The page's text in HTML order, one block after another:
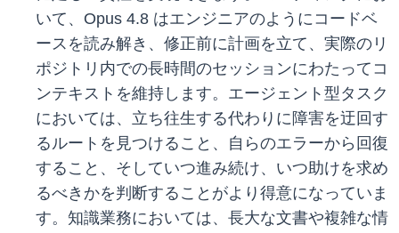
いて、Opus 4.8 はエンジニアのようにコードベ
ースを読み解き、修正前に計画を立て、実際のリ
ポジトリ内での長時間のセッションにわたってコ
ンテキストを維持します。エージェント型タスク
においては、立ち往生する代わりに障害を迂回す
るルートを見つけること、自らのエラーから回復
すること、そしていつ進み続け、いつ助けを求め
るべきかを判断することがより得意になっていま
す。知識業務においては、長大な文書や複雑な情